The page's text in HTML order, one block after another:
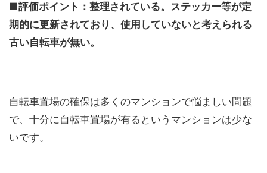
■評価ポイント：整理されている。ステッカー等が定
期的に更新されており、使用していないと考えられる
古い自転車が無い。
自転車置場の確保は多くのマンションで悩ましい問題
で、十分に自転車置場が有るというマンションは少な
いです。